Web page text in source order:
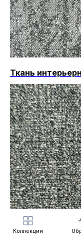
Коллекция
Ткань